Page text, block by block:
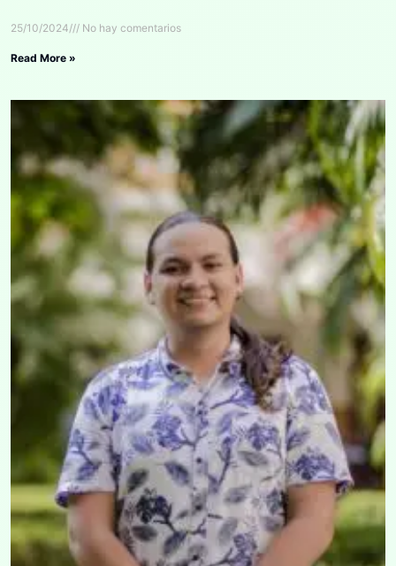
25/10/2024 No hay comentarios
Read More »